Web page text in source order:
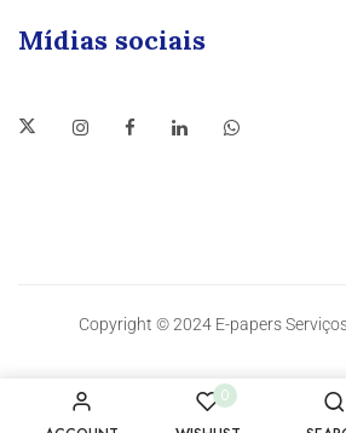
0
Mídias sociais
Copyright © 2024 E-papers